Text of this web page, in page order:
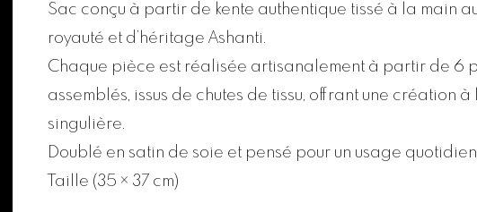
Sac conçu à partir de kente authentique tissé à la main
royauté et d’héritage Ashanti.
Chaque pièce est réalisée artisanalement à partir de 6
assemblés, issus de chutes de tissu, offrant une création
singulière.
Doublé en satin de soie et pensé pour un usage
Taille (35 × 37 cm)